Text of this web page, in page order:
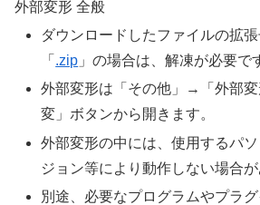
外部変形 全般
ダウンロードしたファイルの拡張
「 .zip 」の場合は、解凍が必要で
外部変形は「その他」→「外部
変」ボタンから開きます。
外部変形の中には、使用するパ
ジョン等により動作しない場合が
別途、必要なプログラムやプラ